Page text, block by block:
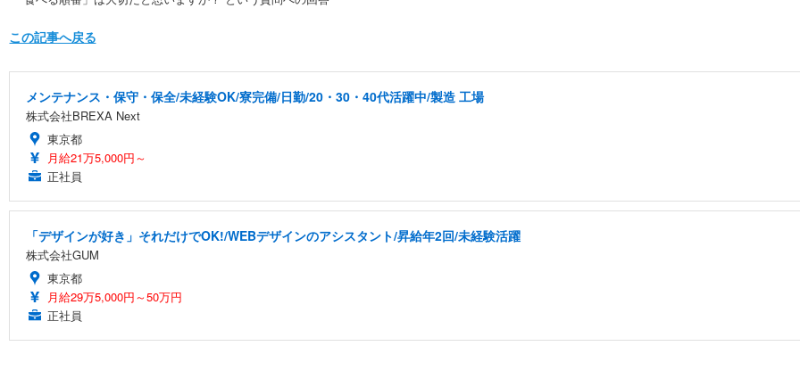
この記事へ戻る
メンテナンス・保守・保全/未経験OK/寮完備/日勤/20・30・40代活躍中/製造 工場
株式会社BREXA Next
東京都
月給21万5,000円～
正社員
「デザインが好き」それだけでOK!/WEBデザインのアシスタント/昇給年2回/未経験活躍
株式会社GUM
東京都
月給29万5,000円～50万円
正社員